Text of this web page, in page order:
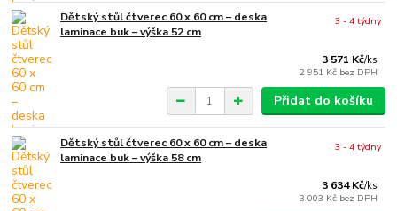
Dětský stůl čtverec 60 x 60 cm – deska
laminace buk – výška 52 cm
3 571 Kč/ks
2 951 Kč bez DPH
3 - 4 týdny
Přidat do košíku
Dětský stůl čtverec 60 x 60 cm – deska
laminace buk – výška 58 cm
3 634 Kč/ks
3 003 Kč bez DPH
3 - 4 týdny